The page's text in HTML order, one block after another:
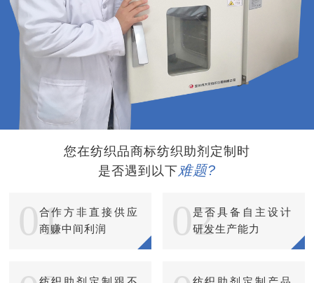
您在纺织品商标纺织助剂定制时
是否遇到以下难题?
01
合作方非直接供应
商赚中间利润
02是否具备自主设计
研发生产能力